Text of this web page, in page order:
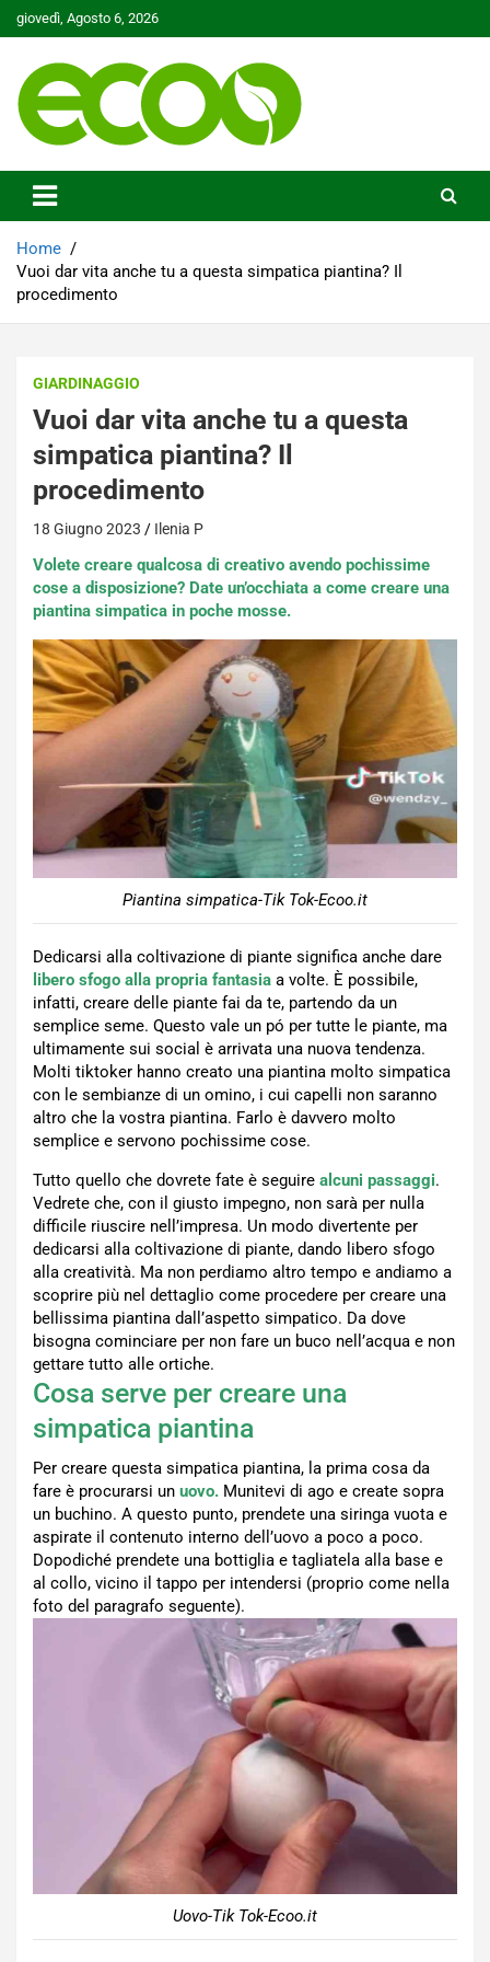
Skip
to
giovedì, Agosto 6, 2026
Ecoo.it
Home
Vuoi dar vita anche tu a questa simpatica piantina? Il
procedimento
GIARDINAGGIO
Vuoi dar vita anche tu a questa
simpatica piantina? Il
procedimento
18 Giugno 2023 Ilenia P
Volete creare qualcosa di creativo avendo pochissime
cose a disposizione? Date un’occhiata a come creare una
piantina simpatica in poche mosse.
Piantina simpatica-Tik Tok-Ecoo.it
Dedicarsi alla coltivazione di piante significa anche dare
libero sfogo alla propria fantasia a volte. È possibile,
infatti, creare delle piante fai da te, partendo da un
semplice seme. Questo vale un pó per tutte le piante, ma
ultimamente sui social è arrivata una nuova tendenza.
Molti tiktoker hanno creato una piantina molto simpatica
con le sembianze di un omino, i cui capelli non saranno
altro che la vostra piantina. Farlo è davvero molto
semplice e servono pochissime cose.
Tutto quello che dovrete fate è seguire alcuni passaggi.
Vedrete che, con il giusto impegno, non sarà per nulla
difficile riuscire nell’impresa. Un modo divertente per
dedicarsi alla coltivazione di piante, dando libero sfogo
alla creatività. Ma non perdiamo altro tempo e andiamo a
scoprire più nel dettaglio come procedere per creare una
bellissima piantina dall’aspetto simpatico. Da dove
bisogna cominciare per non fare un buco nell’acqua e non
gettare tutto alle ortiche.
Cosa serve per creare una
simpatica piantina
Per creare questa simpatica piantina, la prima cosa da
fare è procurarsi un uovo. Munitevi di ago e create sopra
un buchino. A questo punto, prendete una siringa vuota e
aspirate il contenuto interno dell’uovo a poco a poco.
Dopodiché prendete una bottiglia e tagliatela alla base e
al collo, vicino il tappo per intendersi (proprio come nella
foto del paragrafo seguente).
Uovo-Tik Tok-Ecoo.it